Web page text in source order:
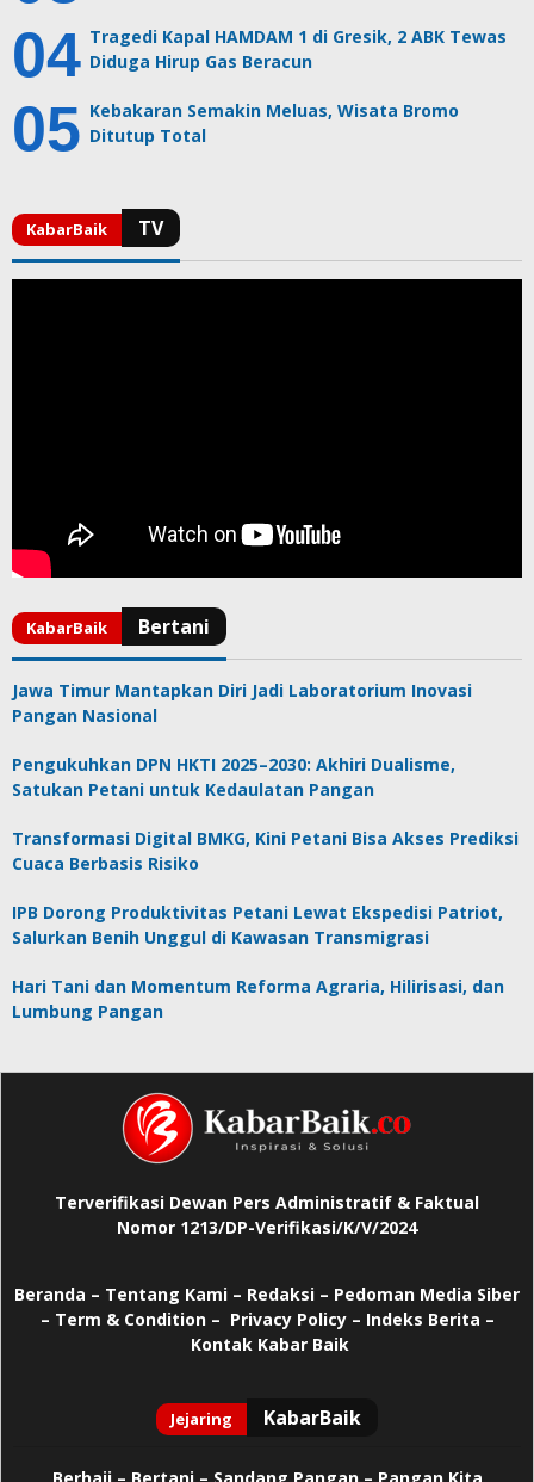
Tragedi Kapal HAMDAM 1 di Gresik, 2 ABK Tewas
Diduga Hirup Gas Beracun
Kebakaran Semakin Meluas, Wisata Bromo
Ditutup Total
Jawa Timur Mantapkan Diri Jadi Laboratorium Inovasi
Pangan Nasional
Pengukuhkan DPN HKTI 2025–2030: Akhiri Dualisme,
Satukan Petani untuk Kedaulatan Pangan
Transformasi Digital BMKG, Kini Petani Bisa Akses Prediksi
Cuaca Berbasis Risiko
IPB Dorong Produktivitas Petani Lewat Ekspedisi Patriot,
Salurkan Benih Unggul di Kawasan Transmigrasi
Hari Tani dan Momentum Reforma Agraria, Hilirisasi, dan
Lumbung Pangan
Terverifikasi Dewan Pers Administratif & Faktual
Nomor 1213/DP-Verifikasi/K/V/2024
Beranda – Tentang Kami – Redaksi – Pedoman Media Siber
– Term & Condition – Privacy Policy– Indeks Berita –
Kontak Kabar Baik